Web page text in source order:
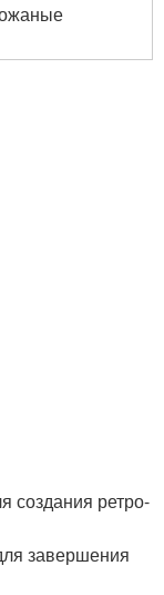
создания ретро-
завершения